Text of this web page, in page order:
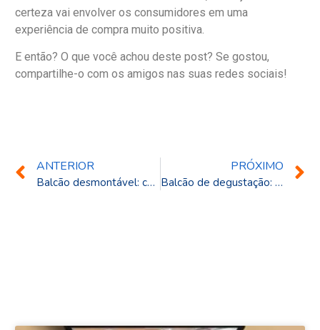
certeza vai envolver os consumidores em uma
experiência de compra muito positiva.
E então? O que você achou deste post? Se gostou,
compartilhe-o com os amigos nas suas redes sociais!
ANTERIOR
Balcão desmontável: como agilizar a montagem de seu stand
PRÓXIMO
Balcão de degustação: use e dê um gostinho para seu cliente